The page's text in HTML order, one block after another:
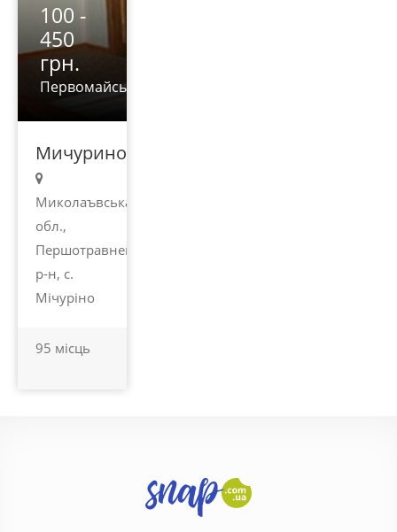
100 -
450
грн.
Первомайськ
Мичурино
Миколаъвська
обл.,
Першотравневий
р-н, с.
Мічуріно
95 місць